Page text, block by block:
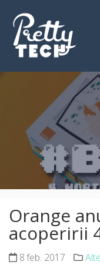
content
Orange
acoperirii
8 feb. 2017